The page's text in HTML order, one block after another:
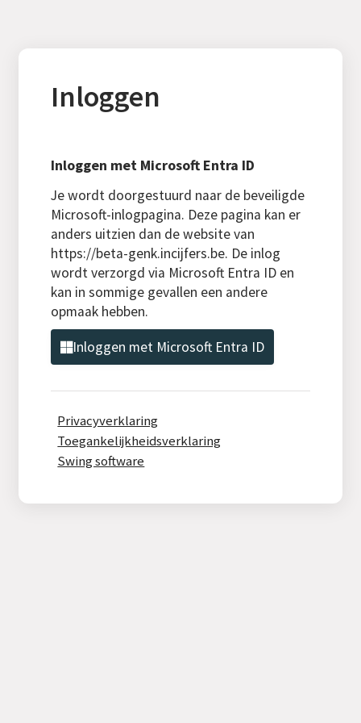
Inloggen
Inloggen met Microsoft Entra ID
Je wordt doorgestuurd naar de beveiligde
Microsoft-inlogpagina. Deze pagina kan er
anders uitzien dan de website van
https://beta-genk.incijfers.be. De inlog
wordt verzorgd via Microsoft Entra ID en
kan in sommige gevallen een andere
opmaak hebben.
Inloggen met Microsoft Entra ID
Privacyverklaring
Toegankelijkheidsverklaring
Swing software